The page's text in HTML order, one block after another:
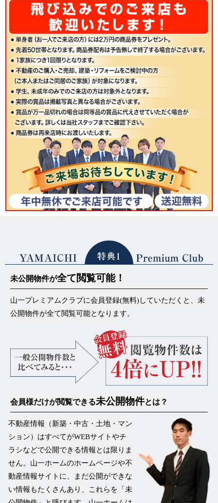
未公開物件が全て閲覧可能！
山一プレミアムクラブに会員登録(無料)していただくと、未
公開物件が全て閲覧可能となります。
会員様だけが閲覧できる未公開物件とは？
不動産情報（新築・中古・土地・マン
ション）はすべてがWEBサイトやチ
ラシなどで公開できる情報とは限りま
せん。山一ホームのホームページや不
動産情報サイトに、まだ公開ができな
い情報もたくさんあり、これらを 「未